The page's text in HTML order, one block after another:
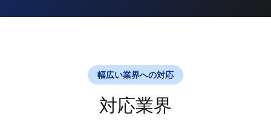
幅広い業界への対応
対応業界